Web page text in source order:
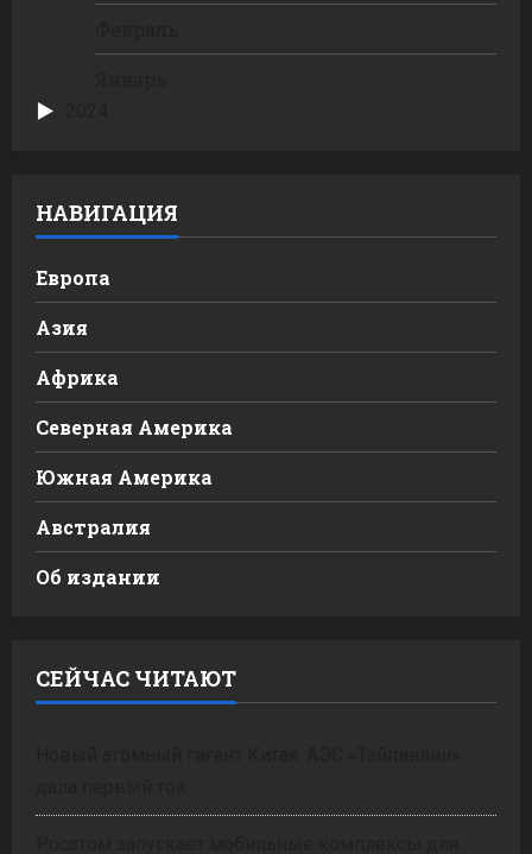
НАВИГАЦИЯ
Европа
Азия
Африка
Северная Америка
Южная Америка
Австралия
Об издании
СЕЙЧАС ЧИТАЮТ